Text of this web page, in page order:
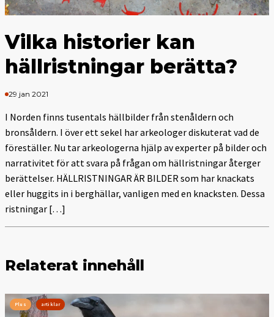
Vilka historier kan
hällristningar berätta?
29 jan 2021
I Norden finns tusentals hällbilder från stenåldern och
bronsåldern. I över ett sekel har arkeologer diskuterat vad de
föreställer. Nu tar arkeologerna hjälp av experter på bilder och
narrativitet för att svara på frågan om hällristningar återger
berättelser. HÄLLRISTNINGAR ÄR BILDER som har knackats
eller huggits in i berghällar, vanligen med en knacksten. Dessa
ristningar […]
Relaterat innehåll
Plus artiklar